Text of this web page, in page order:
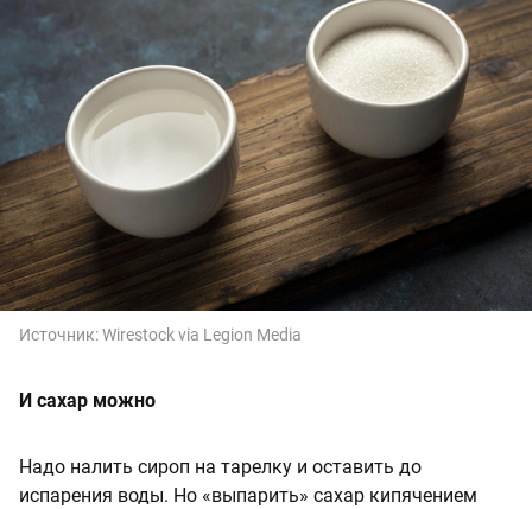
Источник:Wirestock via Legion Media
И сахар можно
Надо налить сироп на тарелку и оставить до
испарения воды. Но «выпарить» сахар кипячением